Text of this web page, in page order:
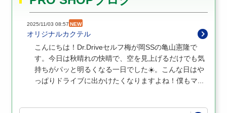
2025/11/03 08:57 NEW
オリジナルカクテル
こんにちは！Dr.Driveセルフ梅が岡SSの亀山憲隆で
す。今日は秋晴れの快晴で、空を見上げるだけでも気
持ちがパッと明るくなる一日でした☀️。こんな日はや
っぱりドライブに出かけたくなりますよね！僕もマ...